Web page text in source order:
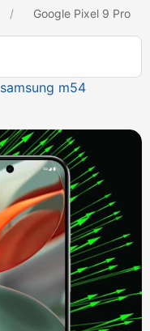
Google Pixel 9 Pro
samsung m54